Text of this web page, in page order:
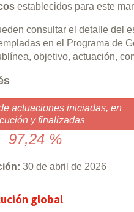
establecidos para este
consultar el detalle del
en el Programa de
objetivo, actuación,
actuaciones iniciadas, en
y finalizadas
97,24 %
30 de abril de 2026
global